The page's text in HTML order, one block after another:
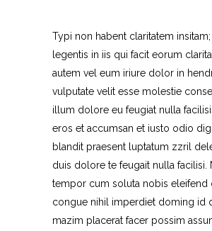
Typi non habent claritatem
legentis in iis qui facit eorum
autem vel eum iriure dolor in
vulputate velit esse molestie
illum dolore eu feugiat nulla
eros et accumsan et iusto odio
blandit praesent luptatum zzril
duis dolore te feugait nulla facilisi.
tempor cum soluta nobis eleifend
congue nihil imperdiet doming id
mazim placerat facer possim